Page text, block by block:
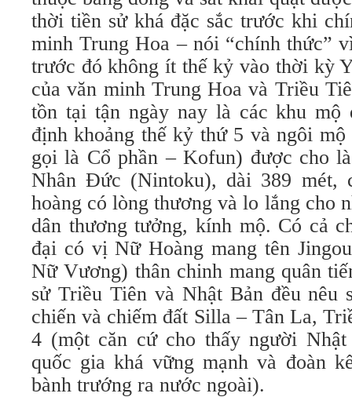
thời tiền sử khá đặc sắc trước khi
minh Trung Hoa – nói “chính thức”
trước đó không ít thế kỷ vào thời kỳ
của văn minh Trung Hoa và Triều
tồn tại tận ngày nay là các khu mộ
định khoảng thế kỷ thứ 5 và ngôi
gọi là Cổ phần – Kofun) được cho
Nhân Đức (Nintoku), dài 389 mét,
hoàng có lòng thương và lo lắng cho
dân thương tưởng, kính mộ. Có cả
đại có vị Nữ Hoàng mang tên
Nữ Vương) thân chinh mang quân
sử Triều Tiên và Nhật Bản đều nêu
chiến và chiếm đất Silla – Tân La,
4 (một căn cứ cho thấy người
quốc gia khá vững mạnh và đoàn
bành trướng ra nước ngoài).